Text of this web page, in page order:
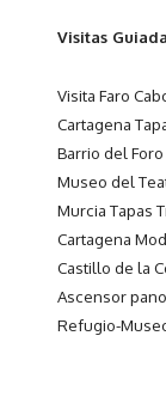
Visitas
Visita Faro
Cartagena
Barrio del
Museo del
Murcia Tapas
Cartagena
Castillo de la
Ascensor
Refugio-